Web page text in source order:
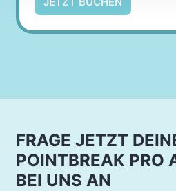
FRAGE JETZT
POINTBREAK PRO
BEI UNS AN